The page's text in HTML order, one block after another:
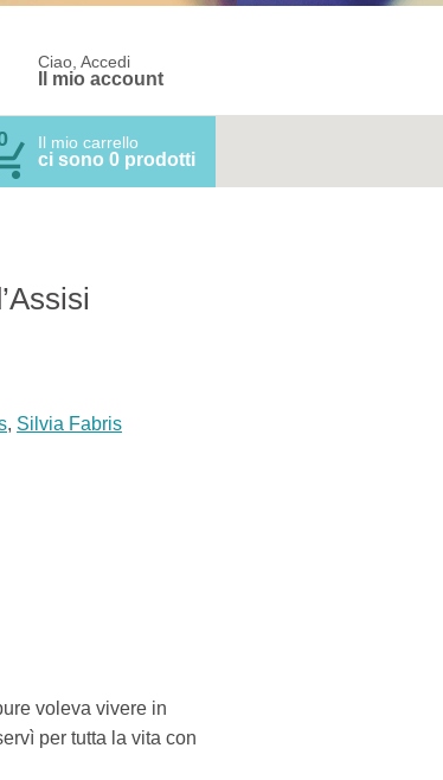
Ciao, Accedi
Il mio account
Il mio carrello
ci sono 0 prodotti
, Silvia Fabris
voleva vivere in
per tutta la vita con